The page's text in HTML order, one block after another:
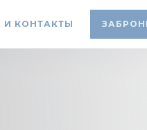
И КОНТАКТЫ